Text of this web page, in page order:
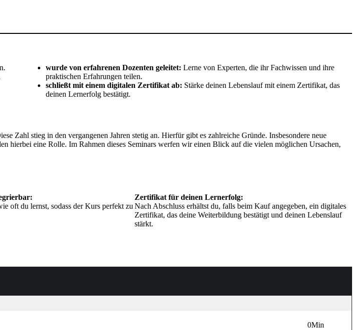
wurde von erfahrenen Dozenten geleitet: Lerne von Experten, die ihr Fachwissen und ihre
praktischen Erfahrungen teilen.
schließt mit einem digitalen Zertifikat ab: Stärke deinen Lebenslauf mit einem Zertifikat, das
deinen Lernerfolg bestätigt.
Zahl stieg in den vergangenen Jahren stetig an. Hierfür gibt es zahlreiche Gründe. Insbesondere neue
hierbei eine Rolle. Im Rahmen dieses Seminars werfen wir einen Blick auf die vielen möglichen Ursachen,
oft du lernst, sodass der Kurs perfekt zu
Zertifikat für deinen Lernerfolg:
Nach Abschluss erhältst du, falls beim Kauf angegeben, ein digitales
Zertifikat, das deine Weiterbildung bestätigt und deinen Lebenslauf
stärkt.
0Min